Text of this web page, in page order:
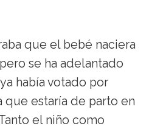
que el bebé naciera
se ha adelantado
había votado por
que estaría de parto en
el niño como